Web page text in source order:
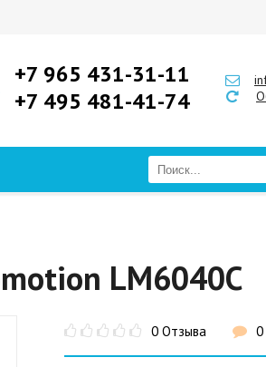
+7 965 431-31-11
+7 495 481-41-74
LM6040C
0 Отзыва 0